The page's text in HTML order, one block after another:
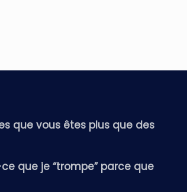
que vous êtes plus que des
que je “trompe” parce que